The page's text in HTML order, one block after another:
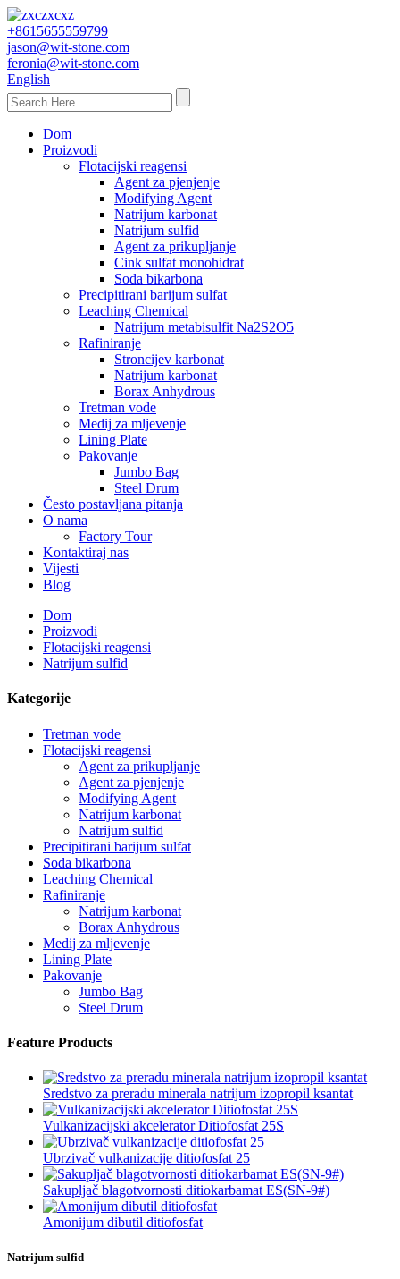
+8615655559799
jason@wit-stone.com
feronia@wit-stone.com
English
Dom
Proizvodi
Flotacijski reagensi
Agent za pjenjenje
Modifying Agent
Natrijum karbonat
Natrijum sulfid
Agent za prikupljanje
Cink sulfat monohidrat
Soda bikarbona
Precipitirani barijum sulfat
Leaching Chemical
Natrijum metabisulfit Na2S2O5
Rafiniranje
Stroncijev karbonat
Natrijum karbonat
Borax Anhydrous
Tretman vode
Medij za mljevenje
Lining Plate
Pakovanje
Jumbo Bag
Steel Drum
Često postavljana pitanja
O nama
Factory Tour
Kontaktiraj nas
Vijesti
Blog
Dom
Proizvodi
Flotacijski reagensi
Natrijum sulfid
Kategorije
Tretman vode
Flotacijski reagensi
Agent za prikupljanje
Agent za pjenjenje
Modifying Agent
Natrijum karbonat
Natrijum sulfid
Precipitirani barijum sulfat
Soda bikarbona
Leaching Chemical
Rafiniranje
Natrijum karbonat
Borax Anhydrous
Medij za mljevenje
Lining Plate
Pakovanje
Jumbo Bag
Steel Drum
Feature Products
Sredstvo za preradu minerala natrijum izopropil ksantat
Vulkanizacijski akcelerator Ditiofosfat 25S
Ubrzivač vulkanizacije ditiofosfat 25
Sakupljač blagotvornosti ditiokarbamat ES(SN-9#)
Amonijum dibutil ditiofosfat
Natrijum sulfid